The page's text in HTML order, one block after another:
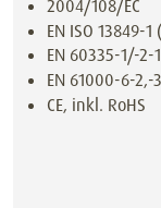
2004/108/EC
EN ISO 13849-
EN 60335-1/-2-
EN 61000-6-2,-3
CE, inkl. RoHS